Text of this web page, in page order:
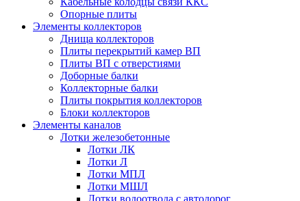
Опорные плиты
Элементы коллекторов
Днища коллекторов
Плиты перекрытий камер ВП
Плиты ВП с отверстиями
Доборные балки
Коллекторные балки
Плиты покрытия коллекторов
Блоки коллекторов
Элементы каналов
Лотки железобетонные
Лотки ЛК
Лотки Л
Лотки МПЛ
Лотки МШЛ
Лотки водоотвода с автодорог